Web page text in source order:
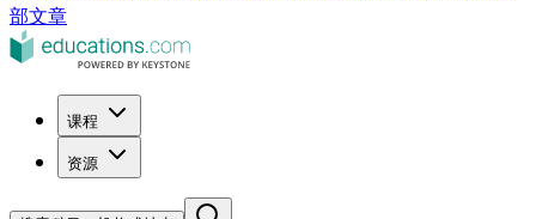
部文章
课程
资源